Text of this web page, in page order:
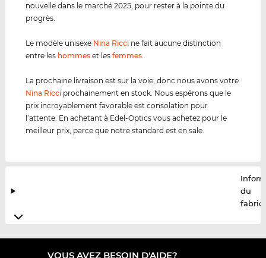
nouvelle dans le marché 2025, pour rester à la pointe du
progrès.
Le modèle unisexe Nina Ricci ne fait aucune distinction
entre les hommes et lesfemmes
La prochaine livraison est sur la voie, donc nous avons votre
Nina Ricci prochainement en stock. Nous espérons que le
prix incroyablement favorable est consolation pour
l’attente. En achetant à Edel-Optics vous achetez pour le
meilleur prix, parce que notre standard est en sale.
du
VOUS AVEZ BESOIN D'AIDE?